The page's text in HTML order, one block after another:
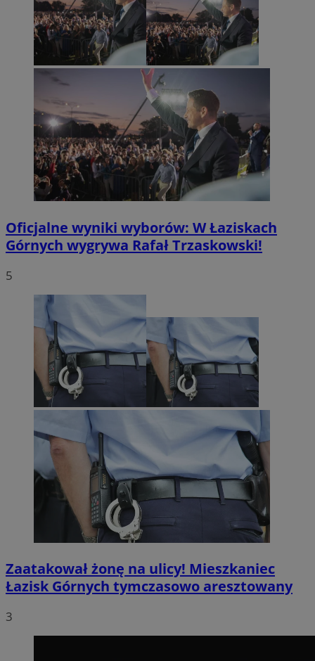
Oficjalne wyniki wyborów: W Łaziskach
Górnych wygrywa Rafał Trzaskowski!
5
Zaatakował żonę na ulicy! Mieszkaniec
Łazisk Górnych tymczasowo aresztowany
3